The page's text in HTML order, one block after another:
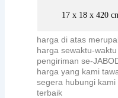
17 x 18 x 420
harga di atas
harga sewaktu-
pengiriman se-
harga yang kami
segera hubungi
terbaik